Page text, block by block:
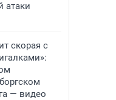
атаки
скорая с
— видео